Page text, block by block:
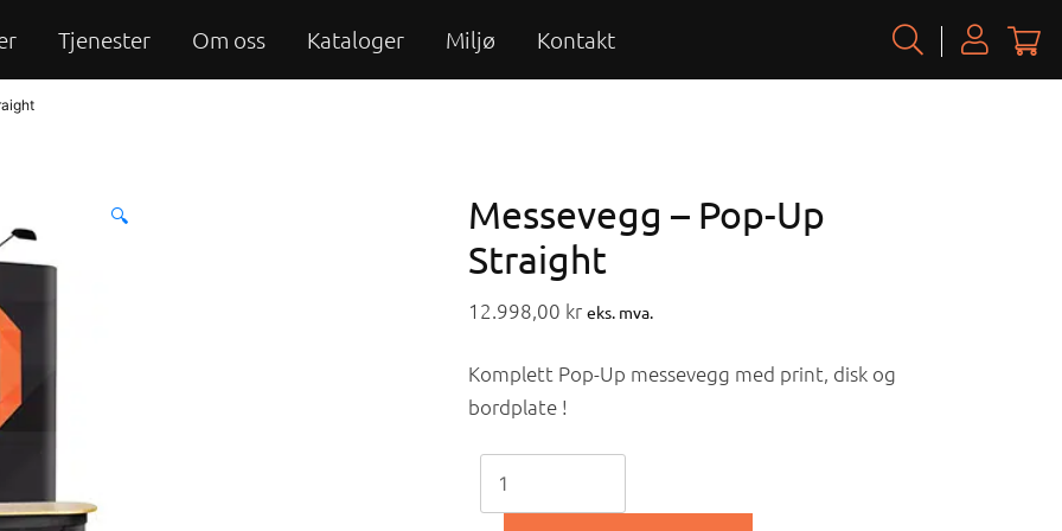
Tjenester Om oss Kataloger Miljø Kontakt
🔍
Messevegg – Pop-Up
Straight
12.998,00 kr eks. mva.
Komplett Pop-Up messevegg med print, disk og
bordplate !